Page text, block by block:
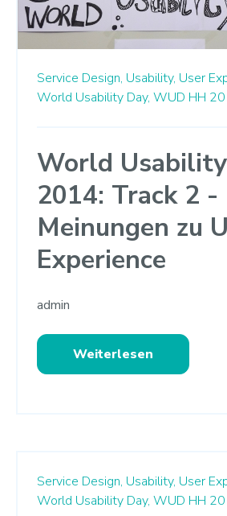
Service Design, Usability, User
World Usability Day, WUD HH
World
2014: Track 2 -
Meinungen zu
Experience
admin
Weiterlesen
Service Design, Usability, User
World Usability Day, WUD HH